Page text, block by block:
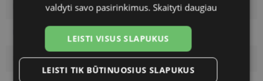
Rėmelio dydis L
Rėmelio spalva gold
Rėmelio tipas Metalas
valdyti savo pasirinkimus. Skaityti daugiau
LEISTI VISUS SLAPUKUS
LEISTI TIK BŪTINUOSIUS SLAPUKUS